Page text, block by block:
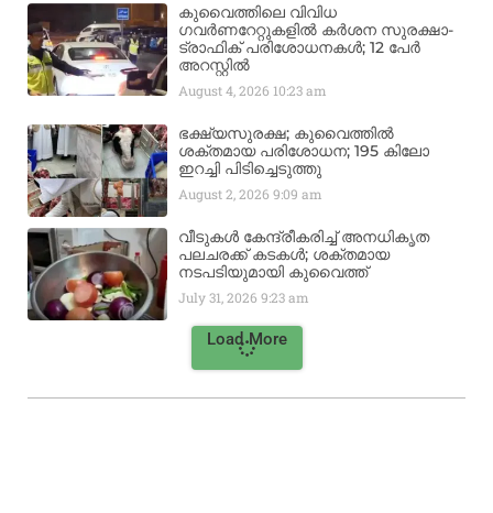
കുവൈത്തിലെ വിവിധ
ഗവർണറേറ്റുകളിൽ കർശന സുരക്ഷാ-
ട്രാഫിക് പരിശോധനകൾ; 12 പേർ
അറസ്റ്റിൽ
August 4, 2026 10:23 am
ഭക്ഷ്യസുരക്ഷ; കുവൈത്തിൽ
ശക്തമായ പരിശോധന; 195 കിലോ
ഇറച്ചി പിടിച്ചെടുത്തു
August 2, 20269:09 am
വീടുകൾ കേന്ദ്രീകരിച്ച് അനധികൃത
പലചരക്ക് കടകൾ; ശക്തമായ
നടപടിയുമായി കുവൈത്ത്
July 31, 20269:23 am
Load More